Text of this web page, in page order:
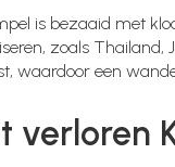
is bezaaid met
zoals
waardoor een
verloren